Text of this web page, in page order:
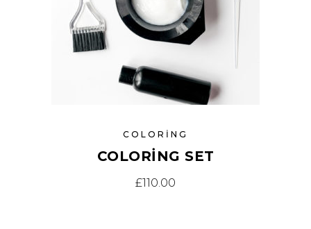
COLORING
COLORING SET
£110.00